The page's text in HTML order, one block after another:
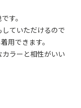
す。
ていただけるので
用できます。
ラーと相性がいい